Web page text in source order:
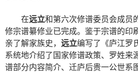
在远立和第六次修谱委员会成员
修宗谱纂修业已完成。鉴于宗谱的印
亲了解家族史， 远立编写了《庐江罗
系统地介绍了国家修谱政策、罗姓来
谱部分内容简介、迁庐后贵一公世系